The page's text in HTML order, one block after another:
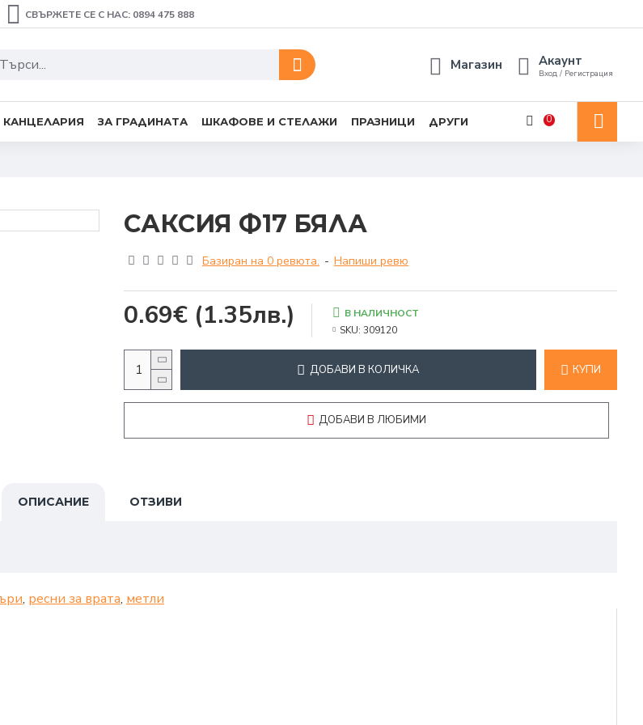
СВЪРЖЕТЕ СЕ С НАС: 0894 475 888
Магазин Акаунт
Вход / Регистрация
КАНЦЕЛАРИЯ ЗА ГРАДИНАТА ШКАФОВЕ И СТЕЛАЖИ ПРАЗНИЦИ ДРУГИ 0
САКСИЯ Ф17 БЯЛА
Базиран на 0 ревюта. - Напиши ревю
0.69€ (1.35лв.)
В НАЛИЧНОСТ
SKU: 309120
ДОБАВИ В КОЛИЧКА КУПИ
ДОБАВИ В ЛЮБИМИ
ОПИСАНИЕ ОТЗИВИ
, ресни за врата, метли